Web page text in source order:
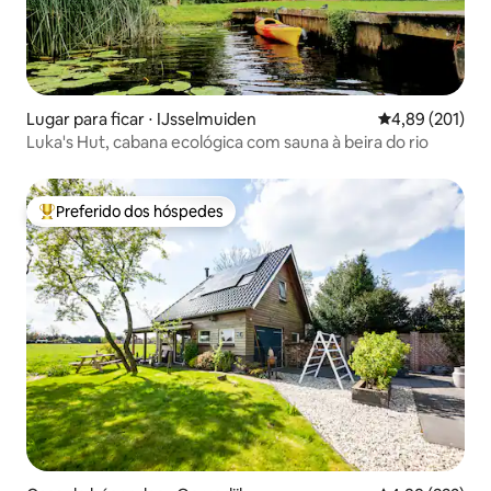
Lugar para ficar ⋅ IJsselmuiden 4,89 de uma
4,89 (201)
Luka's Hut, cabana ecológica com sauna à beira do rio
Entre os melhores preferidos dos hóspedes
Preferido dos hóspedes